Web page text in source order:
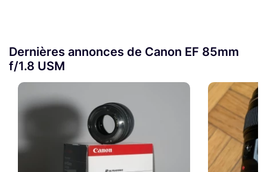
Dernières annonces de Canon EF 85mm
f/1.8 USM